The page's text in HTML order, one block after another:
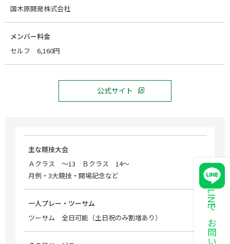
国木原開発株式会社
メンバー料金
セルフ 6,160円
公式サイト
主な競技大会
Ａクラス ～13 Ｂクラス 14～
月例・3大競技・開場記念など
一人プレー・ツーサム
ツーサム 全日可能（土日祝のみ割増あり）